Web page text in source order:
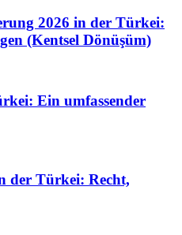
2026 in der Türkei:
(Kentsel Dönüşüm)
Ein umfassender
der Türkei: Recht,